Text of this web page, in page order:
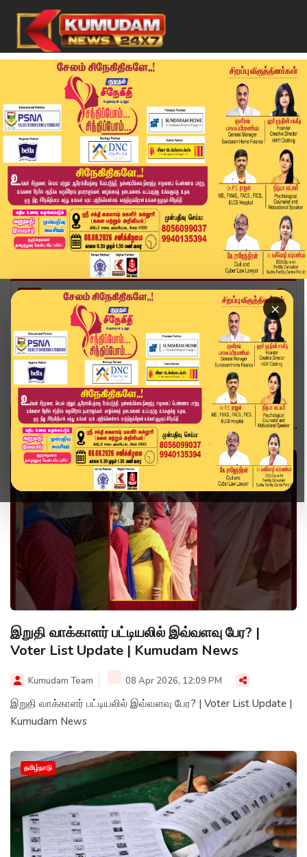
×
Home Topics
வீடியோ ஸ்டோரி
இறுதி வாக்காளர் பட்டியலில் இவ்வளவு பேர? |
Voter List Update | Kumudam News
Kumudam Team 08 Apr 2026, 12:09 PM
இறுதி வாக்காளர் பட்டியலில் இவ்வளவு பேர? | Voter List Update |
Kumudam News
தமிழ்நாடு